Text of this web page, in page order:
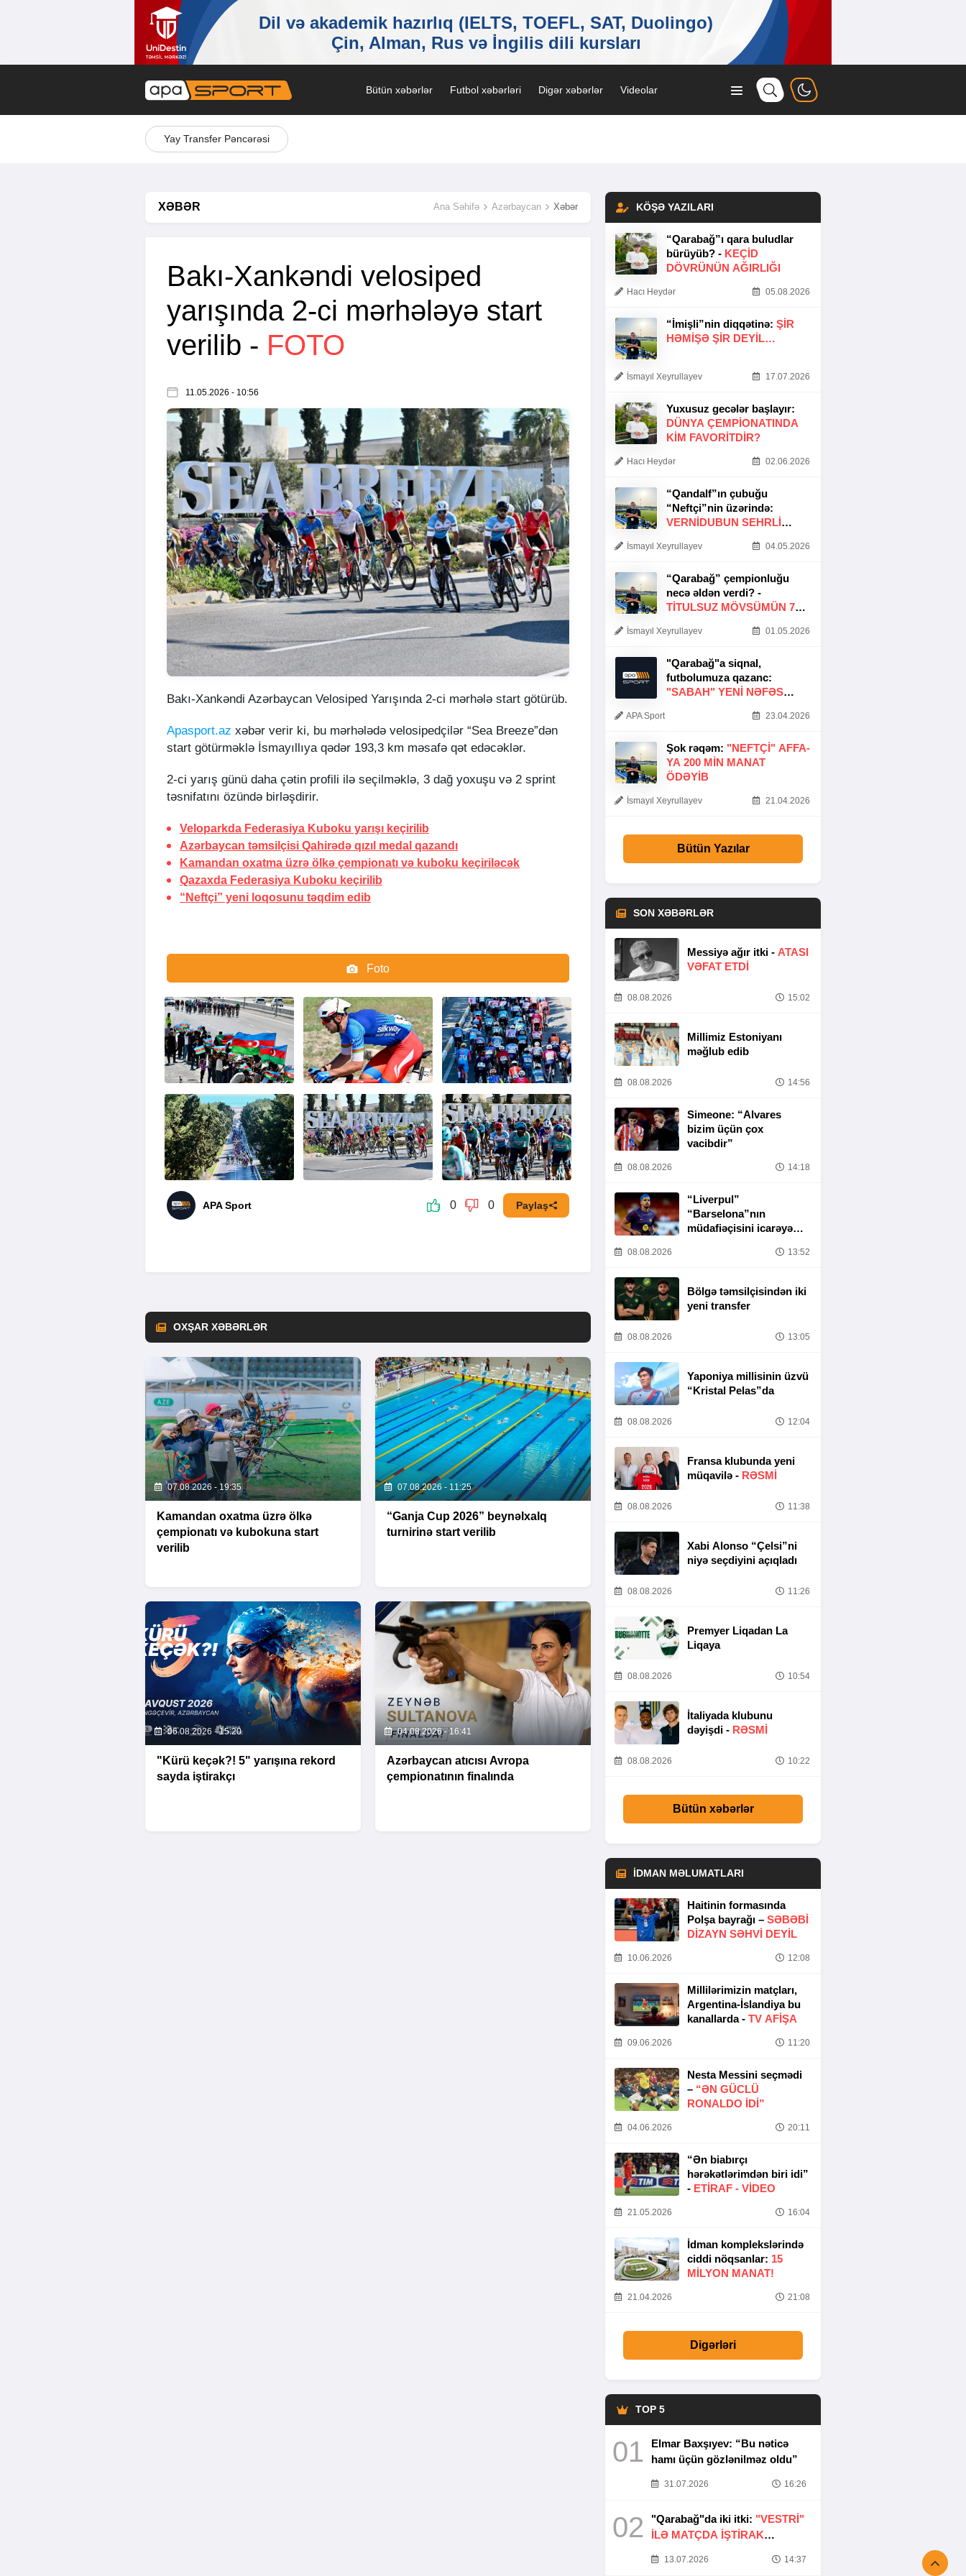
Bütün xəbərlər Futbol xəbərləri Digər xəbərlər Videolar
Yay Transfer Pəncərəsi
XƏBƏR Ana Səhifə Azərbaycan Xəbər
Bakı-Xankəndi velosiped
yarışında 2-ci mərhələyə start
verilib - FOTO
11.05.2026 - 10:56
Bakı-Xankəndi Azərbaycan Velosiped Yarışında 2-ci mərhələ start götürüb.
Apasport.az xəbər verir ki, bu mərhələdə velosipedçilər “Sea Breeze”dən
start götürməklə İsmayıllıya qədər 193,3 km məsafə qət edəcəklər.
2-ci yarış günü daha çətin profili ilə seçilməklə, 3 dağ yoxuşu və 2 sprint
təsnifatını özündə birləşdirir.
Veloparkda Federasiya Kuboku yarışı keçirilib
Azərbaycan təmsilçisi Qahirədə qızıl medal qazandı
Kamandan oxatma üzrə ölkə çempionatı və kuboku keçiriləcək
Qazaxda Federasiya Kuboku keçirilib
“Neftçi” yeni loqosunu təqdim edib
Foto
Video
APA Sport 0 0 Paylaş
OXŞAR XƏBƏRLƏR
07.08.2026 - 19:35
Kamandan oxatma üzrə ölkə
çempionatı və kubokuna start
verilib
07.08.2026 - 11:25
“Ganja Cup 2026” beynəlxalq
turnirinə start verilib
06.08.2026 - 15:20
"Kürü keçək?! 5" yarışına rekord
sayda iştirakçı
04.08.2026 - 16:41
Azərbaycan atıcısı Avropa
çempionatının finalında
KÖŞƏ YAZILARI
“Qarabağ”ı qara buludlar
bürüyüb? - KEÇID
DÖVRÜNÜN AĞIRLIĞI
Hacı Heydər 05.08.2026
“İmişli”nin diqqətinə: ŞIR
HƏMIŞƏ ŞIR DEYIL…
İsmayıl Xeyrullayev 17.07.2026
Yuxusuz gecələr başlayır:
DÜNYA ÇEMPIONATINDA
KIM FAVORITDIR?
Hacı Heydər 02.06.2026
“Qandalf”ın çubuğu
“Neftçi”nin üzərində:
VERNİDUBUN SEHRLİ
İsmayıl Xeyrullayev 04.05.2026
“Qarabağ” çempionluğu
necə əldən verdi? -
TITULSUZ MÖVSÜMÜN 7
İsmayıl Xeyrullayev 01.05.2026
"Qarabağ"a siqnal,
futbolumuza qazanc:
"SABAH" YENI NƏFƏS
APA Sport 23.04.2026
Şok rəqəm: "NEFTÇI" AFFA-
YA 200 MIN MANAT
ÖDƏYIB
İsmayıl Xeyrullayev 21.04.2026
Bütün Yazılar
SON XƏBƏRLƏR
Messiyə ağır itki - ATASI
VƏFAT ETDI
08.08.2026 15:02
Millimiz Estoniyanı
məğlub edib
08.08.2026 14:56
Simeone: “Alvares
bizim üçün çox
vacibdir”
08.08.2026 14:18
“Liverpul”
“Barselona”nın
müdafiəçisini icarəyə
08.08.2026 13:52
Bölgə təmsilçisindən iki
yeni transfer
08.08.2026 13:05
Yaponiya millisinin üzvü
“Kristal Pelas”da
08.08.2026 12:04
Fransa klubunda yeni
müqavilə - RƏSMİ
08.08.2026 11:38
Xabi Alonso “Çelsi”ni
niyə seçdiyini açıqladı
08.08.2026 11:26
Premyer Liqadan La
Liqaya
08.08.2026 10:54
İtaliyada klubunu
dəyişdi - RƏSMİ
08.08.2026 10:22
Bütün xəbərlər
İDMAN MƏLUMATLARI
Haitinin formasında
Polşa bayrağı – SƏBƏBI
DIZAYN SƏHVI DEYIL
10.06.2026 12:08
Millilərimizin matçları,
Argentina-İslandiya bu
kanallarda - TV AFİŞA
09.06.2026 11:20
Nesta Messini seçmədi
– “ƏN GÜCLÜ
RONALDO IDI”
04.06.2026 20:11
“Ən biabırçı
hərəkətlərimdən biri idi”
- ETIRAF - VİDEO
21.05.2026 16:04
İdman komplekslərində
ciddi nöqsanlar: 15
MILYON MANAT!
21.04.2026 21:08
Digərləri
TOP 5
01
Elmar Baxşıyev: “Bu nəticə
hamı üçün gözlənilməz oldu”
31.07.2026 16:26
02 "Qarabağ"da iki itki: "VESTRİ"
İLƏ MATÇDA İŞTİRAK
13.07.2026 14:37